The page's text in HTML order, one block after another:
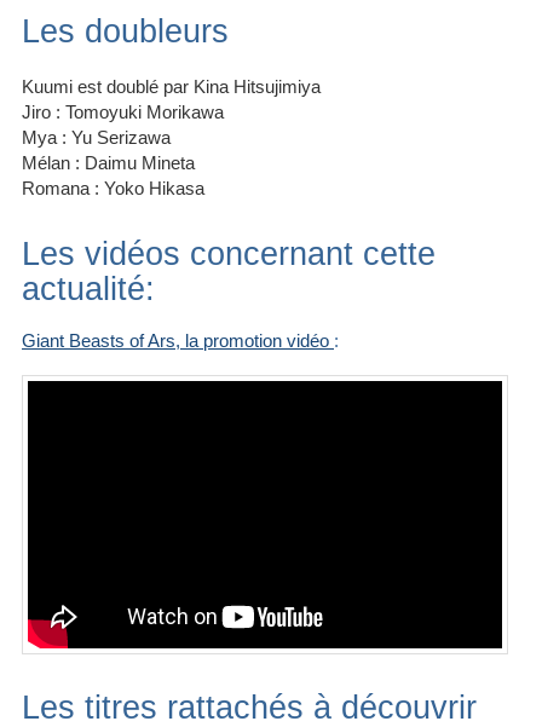
Les doubleurs
Kuumi est doublé par Kina Hitsujimiya
Jiro : Tomoyuki Morikawa
Mya : Yu Serizawa
Mélan : Daimu Mineta
Romana : Yoko Hikasa
Les vidéos concernant cette
actualité:
Giant Beasts of Ars, la promotion vidéo :
Les titres rattachés à découvrir